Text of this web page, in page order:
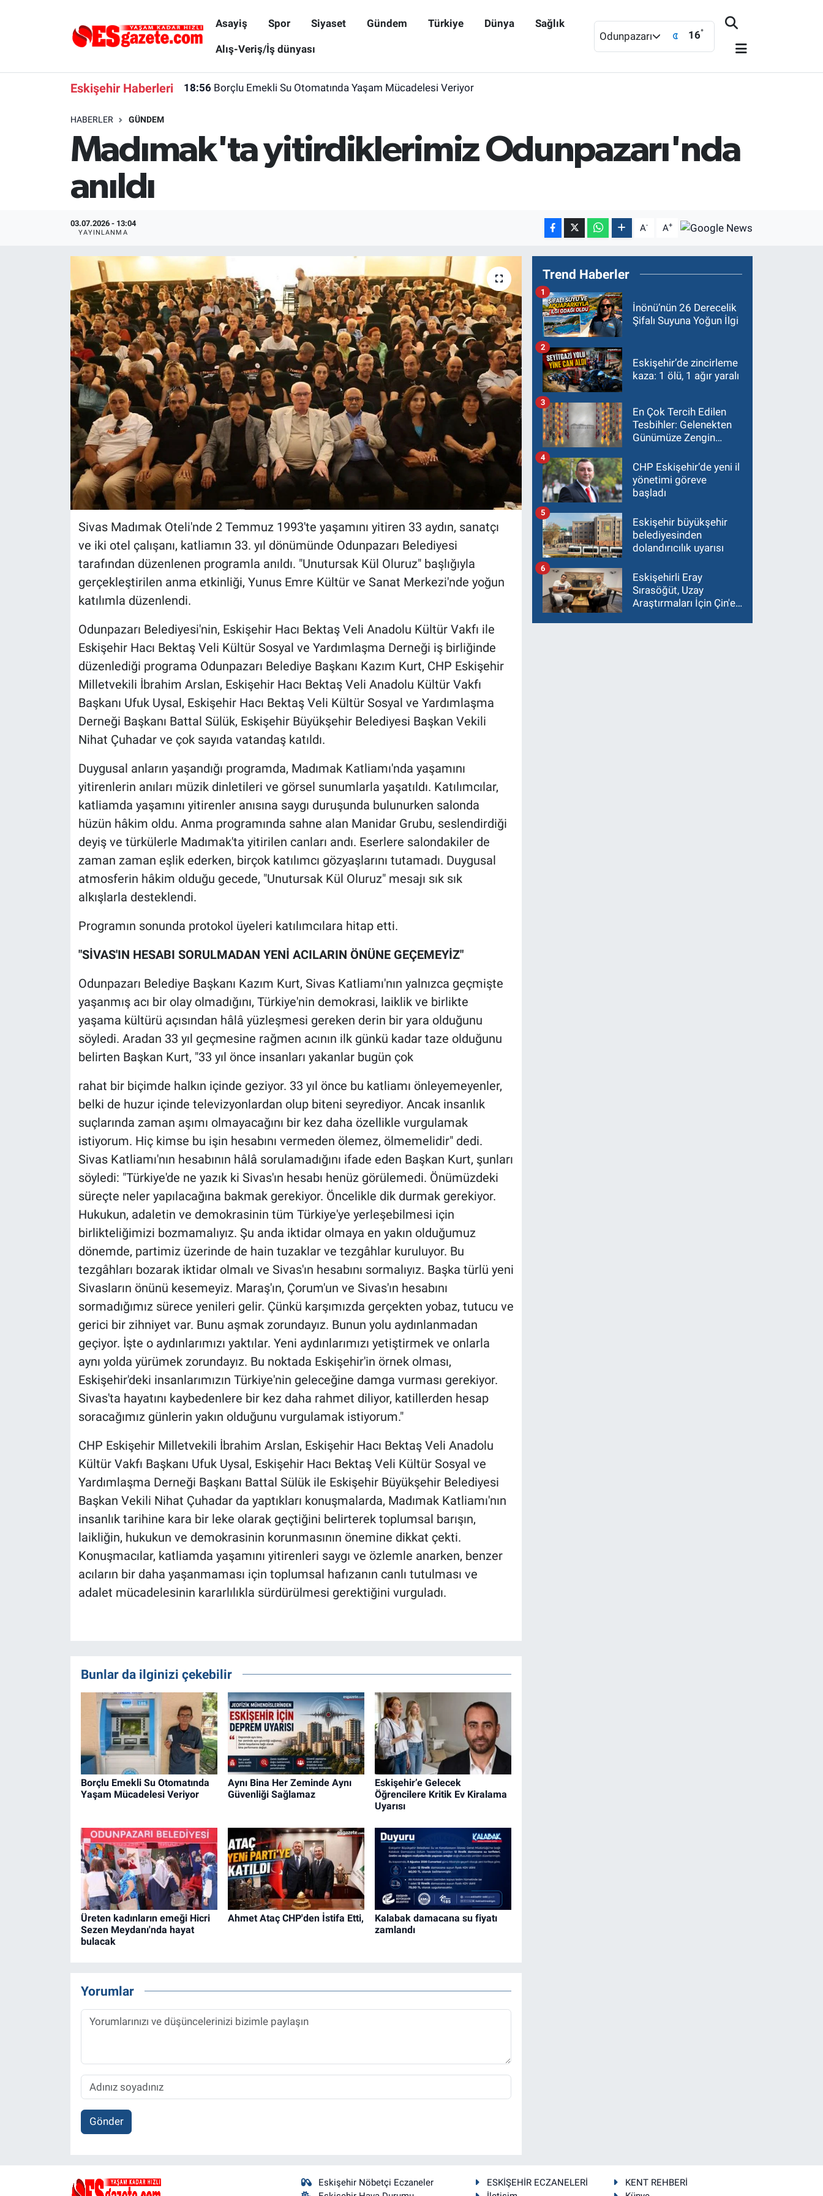
Asayiş Spor Siyaset Gündem Türkiye Dünya Sağlık
Alış-Veriş/İş dünyası
Odunpazarı 16°
Eskişehir Haberleri 18:56 Borçlu Emekli Su Otomatında Yaşam Mücadelesi Veriyor
HABERLER GÜNDEM
Madımak'ta yitirdiklerimiz Odunpazarı'nda
anıldı
03.07.2026 - 13:04
YAYINLANMA A- A+
Sivas Madımak Oteli'nde 2 Temmuz 1993'te yaşamını yitiren 33 aydın, sanatçı
ve iki otel çalışanı, katliamın 33. yıl dönümünde Odunpazarı Belediyesi
tarafından düzenlenen programla anıldı. "Unutursak Kül Oluruz" başlığıyla
gerçekleştirilen anma etkinliği, Yunus Emre Kültür ve Sanat Merkezi'nde yoğun
katılımla düzenlendi.
Odunpazarı Belediyesi'nin, Eskişehir Hacı Bektaş Veli Anadolu Kültür Vakfı ile
Eskişehir Hacı Bektaş Veli Kültür Sosyal ve Yardımlaşma Derneği iş birliğinde
düzenlediği programa Odunpazarı Belediye Başkanı Kazım Kurt, CHP Eskişehir
Milletvekili İbrahim Arslan, Eskişehir Hacı Bektaş Veli Anadolu Kültür Vakfı
Başkanı Ufuk Uysal, Eskişehir Hacı Bektaş Veli Kültür Sosyal ve Yardımlaşma
Derneği Başkanı Battal Sülük, Eskişehir Büyükşehir Belediyesi Başkan Vekili
Nihat Çuhadar ve çok sayıda vatandaş katıldı.
Duygusal anların yaşandığı programda, Madımak Katliamı'nda yaşamını
yitirenlerin anıları müzik dinletileri ve görsel sunumlarla yaşatıldı. Katılımcılar,
katliamda yaşamını yitirenler anısına saygı duruşunda bulunurken salonda
hüzün hâkim oldu. Anma programında sahne alan Manidar Grubu, seslendirdiği
deyiş ve türkülerle Madımak'ta yitirilen canları andı. Eserlere salondakiler de
zaman zaman eşlik ederken, birçok katılımcı gözyaşlarını tutamadı. Duygusal
atmosferin hâkim olduğu gecede, "Unutursak Kül Oluruz" mesajı sık sık
alkışlarla desteklendi.
Programın sonunda protokol üyeleri katılımcılara hitap etti.
"SİVAS'IN HESABI SORULMADAN YENİ ACILARIN ÖNÜNE GEÇEMEYİZ"
Odunpazarı Belediye Başkanı Kazım Kurt, Sivas Katliamı'nın yalnızca geçmişte
yaşanmış acı bir olay olmadığını, Türkiye'nin demokrasi, laiklik ve birlikte
yaşama kültürü açısından hâlâ yüzleşmesi gereken derin bir yara olduğunu
söyledi. Aradan 33 yıl geçmesine rağmen acının ilk günkü kadar taze olduğunu
belirten Başkan Kurt, "33 yıl önce insanları yakanlar bugün çok
rahat bir biçimde halkın içinde geziyor. 33 yıl önce bu katliamı önleyemeyenler,
belki de huzur içinde televizyonlardan olup biteni seyrediyor. Ancak insanlık
suçlarında zaman aşımı olmayacağını bir kez daha özellikle vurgulamak
istiyorum. Hiç kimse bu işin hesabını vermeden ölemez, ölmemelidir" dedi.
Sivas Katliamı'nın hesabının hâlâ sorulamadığını ifade eden Başkan Kurt, şunları
söyledi: "Türkiye'de ne yazık ki Sivas'ın hesabı henüz görülemedi. Önümüzdeki
süreçte neler yapılacağına bakmak gerekiyor. Öncelikle dik durmak gerekiyor.
Hukukun, adaletin ve demokrasinin tüm Türkiye'ye yerleşebilmesi için
birlikteliğimizi bozmamalıyız. Şu anda iktidar olmaya en yakın olduğumuz
dönemde, partimiz üzerinde de hain tuzaklar ve tezgâhlar kuruluyor. Bu
tezgâhları bozarak iktidar olmalı ve Sivas'ın hesabını sormalıyız. Başka türlü yeni
Sivasların önünü kesemeyiz. Maraş'ın, Çorum'un ve Sivas'ın hesabını
sormadığımız sürece yenileri gelir. Çünkü karşımızda gerçekten yobaz, tutucu ve
gerici bir zihniyet var. Bunu aşmak zorundayız. Bunun yolu aydınlanmadan
geçiyor. İşte o aydınlarımızı yaktılar. Yeni aydınlarımızı yetiştirmek ve onlarla
aynı yolda yürümek zorundayız. Bu noktada Eskişehir'in örnek olması,
Eskişehir'deki insanlarımızın Türkiye'nin geleceğine damga vurması gerekiyor.
Sivas'ta hayatını kaybedenlere bir kez daha rahmet diliyor, katillerden hesap
soracağımız günlerin yakın olduğunu vurgulamak istiyorum."
CHP Eskişehir Milletvekili İbrahim Arslan, Eskişehir Hacı Bektaş Veli Anadolu
Kültür Vakfı Başkanı Ufuk Uysal, Eskişehir Hacı Bektaş Veli Kültür Sosyal ve
Yardımlaşma Derneği Başkanı Battal Sülük ile Eskişehir Büyükşehir Belediyesi
Başkan Vekili Nihat Çuhadar da yaptıkları konuşmalarda, Madımak Katliamı'nın
insanlık tarihine kara bir leke olarak geçtiğini belirterek toplumsal barışın,
laikliğin, hukukun ve demokrasinin korunmasının önemine dikkat çekti.
Konuşmacılar, katliamda yaşamını yitirenleri saygı ve özlemle anarken, benzer
acıların bir daha yaşanmaması için toplumsal hafızanın canlı tutulması ve
adalet mücadelesinin kararlılıkla sürdürülmesi gerektiğini vurguladı.
Bunlar da ilginizi çekebilir
Borçlu Emekli Su Otomatında
Yaşam Mücadelesi Veriyor
Aynı Bina Her Zeminde Aynı
Güvenliği Sağlamaz
Eskişehir’e Gelecek
Öğrencilere Kritik Ev Kiralama
Uyarısı
Üreten kadınların emeği Hicri
Sezen Meydanı'nda hayat
bulacak
Ahmet Ataç CHP'den İstifa Etti,
Kalabak damacana su fiyatı
zamlandı
Yorumlar
Gönder
Trend Haberler
İnönü’nün 26 Derecelik
Şifalı Suyuna Yoğun İlgi
1
Eskişehir’de zincirleme
kaza: 1 ölü, 1 ağır yaralı
2
En Çok Tercih Edilen
Tesbihler: Gelenekten
Günümüze Zengin
3
CHP Eskişehir’de yeni il
yönetimi göreve
başladı
4
Eskişehir büyükşehir
belediyesinden
dolandırıcılık uyarısı
5
Eskişehirli Eray
Sırasöğüt, Uzay
Araştırmaları İçin Çin'e
6
Eskişehir Nöbetçi Eczaneler
ESKİŞEHİR ECZANELERİ
KENT REHBERİ
Gündem
Alış-Veriş/İş dünyası
Eskişehirspor Arşivi
Politika
Kütahya
Bilim ve Teknoloji
Eskişehir Nöbetçi Eczaneler
Süper Lig Puan Durumu ve Fikstür
Haber Arşivi